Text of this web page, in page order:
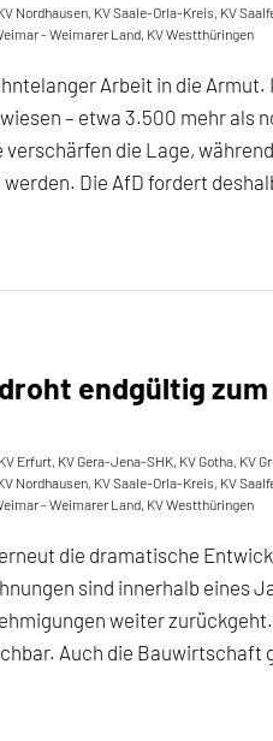
Nordhausen, KV Saale-Orla-Kreis, KV
- Weimarer Land, KV Westthüringen
Arbeit in die Armut.
– etwa 3.500 mehr als
die Lage,
Die AfD fordert
endgültig
KV Erfurt, KV Gera-Jena-SHK, KV Gotha, KV
Nordhausen, KV Saale-Orla-Kreis, KV
- Weimarer Land, KV Westthüringen
die dramatische
sind innerhalb eines
weiter
Auch die Bauwirtschaft